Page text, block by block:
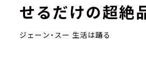
せるだけの超絶
ジェーン・スー 生活は踊る